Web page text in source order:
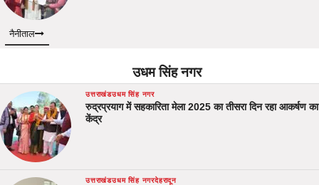
नैनीताल
उधम सिंह नगर
उत्तराखंडउधम सिंह नगर
रुद्रप्रयाग में सहकारिता मेला 2025 का तीसरा दिन रहा आकर्षण का
केंद्र
उत्तराखंडउधम सिंह नगरदेहरादून